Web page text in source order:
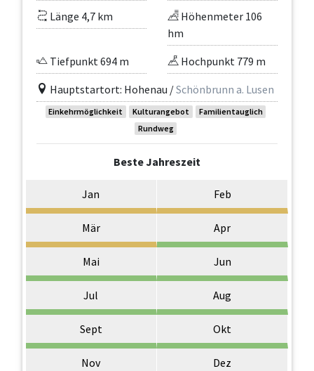
Länge 4,7 km
Höhenmeter 106
hm
Tiefpunkt 694 m
Hochpunkt 779 m
Hauptstartort: Hohenau /Schönbrunn a. Lusen
Einkehrmöglichkeit Kulturangebot
Familientauglich
Rundweg
Beste Jahreszeit
Jan Feb
Mär Apr
Mai Jun
Jul Aug
Sept Okt
Nov Dez